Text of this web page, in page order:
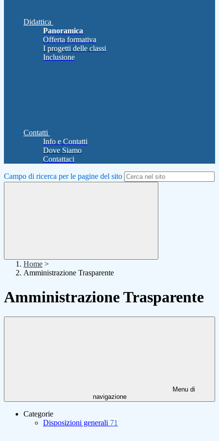
Didattica
Panoramica
Offerta formativa
I progetti delle classi
Inclusione
Contatti
Info e Contatti
Dove Siamo
Contattaci
Campo di ricerca per le pagine del sito
Home >
Amministrazione Trasparente
Amministrazione Trasparente
Menu di
navigazione
Categorie
Disposizioni generali 71